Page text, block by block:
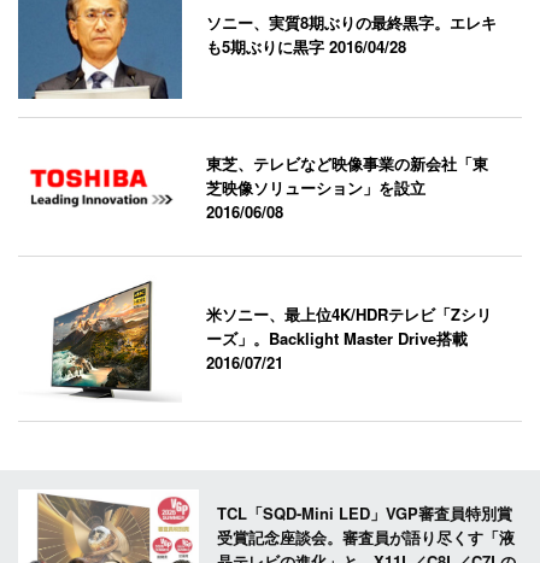
ソニー、実質8期ぶりの最終黒字。エレキ
も5期ぶりに黒字2016/04/28
東芝、テレビなど映像事業の新会社「東
芝映像ソリューション」を設立
2016/06/08
米ソニー、最上位4K/HDRテレビ「Zシリ
ーズ」。Backlight Master Drive搭載
2016/07/21
TCL「SQD-Mini LED」VGP審査員特別賞
受賞記念座談会。審査員が語り尽くす「液